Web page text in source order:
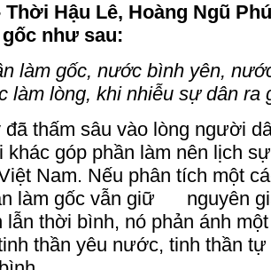
Thời Hậu Lê, Hoàng Ngũ
như sau:
làm gốc, nước bình yên,
làm lòng, khi nhiễu sự dân ra
thấm sâu vào lòng người
khác góp phần làm nên lịch
Nam. Nếu phân tích một
làm gốc vẫn giữ nguyên
lẫn thời bình, nó phản ánh
thần yêu nước, tinh thần